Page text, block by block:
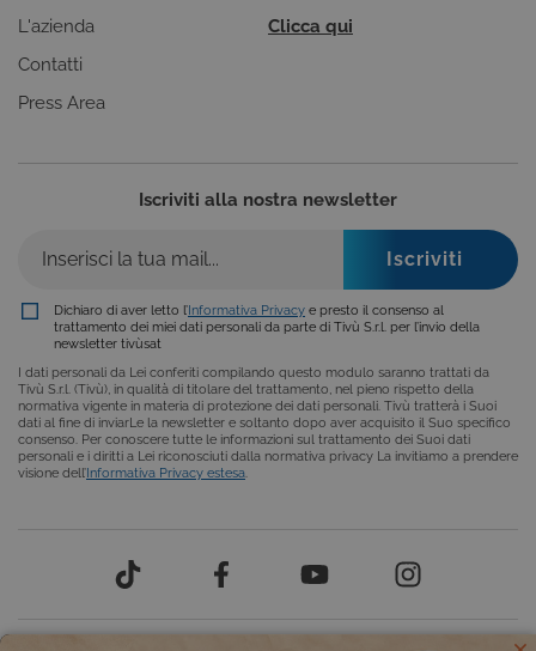
L'azienda
Contatti
Press Area
Clicca qui
Iscriviti alla nostra newsletter
Dichiaro di aver letto l’Informativa Privacy e presto il consenso al
trattamento dei miei dati personali da parte di Tivù S.r.l. per l’invio della
newsletter tivùsat
I dati personali da Lei conferiti compilando questo modulo saranno trattati da
Tivù S.r.l. (Tivù), in qualità di titolare del trattamento, nel pieno rispetto della
normativa vigente in materia di protezione dei dati personali. Tivù tratterà i Suoi
dati al fine di inviarLe la newsletter e soltanto dopo aver acquisito il Suo specifico
consenso. Per conoscere tutte le informazioni sul trattamento dei Suoi dati
personali e i diritti a Lei riconosciuti dalla normativa privacy La invitiamo a prendere
visione dell’Informativa Privacy estesa
ASP.NET_SessionId
Microsoft
Corporation
www.tivusat.tv
Sessione